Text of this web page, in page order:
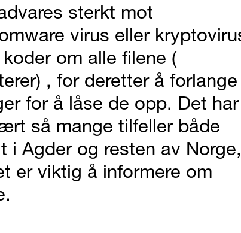
sterkt mot
virus eller
om alle filene (
, for deretter å forlange
for å låse de opp. Det har
så mange tilfeller både
i Agder og resten av Norge,
er viktig å informere om